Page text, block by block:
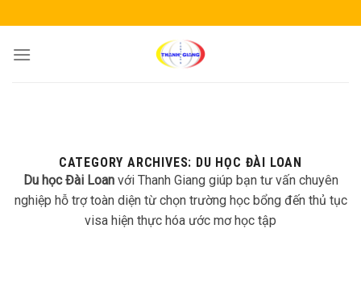
to
content
CATEGORY ARCHIVES: DU HỌC ĐÀI LOAN
Du học Đài Loanvới Thanh Giang giúp bạn tư vấn chuyên
nghiệp hỗ trợ toàn diện từ chọn trường học bổng đến thủ tục
visa hiện thực hóa ước mơ học tập